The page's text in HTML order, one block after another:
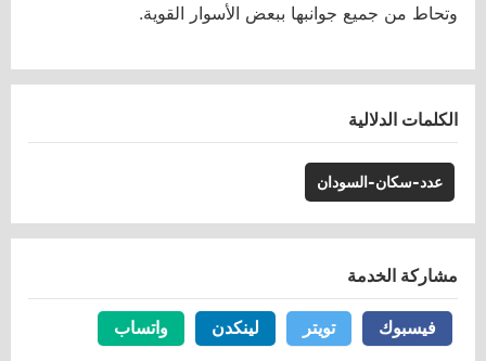
وتحاط من جميع جوانبها ببعض الأسوار القوية.
الكلمات الدلالية
عدد-سكان-السودان
مشاركة الخدمة
فيسبوك فيسبوكتويتر لينكدن لينكدنواتساب